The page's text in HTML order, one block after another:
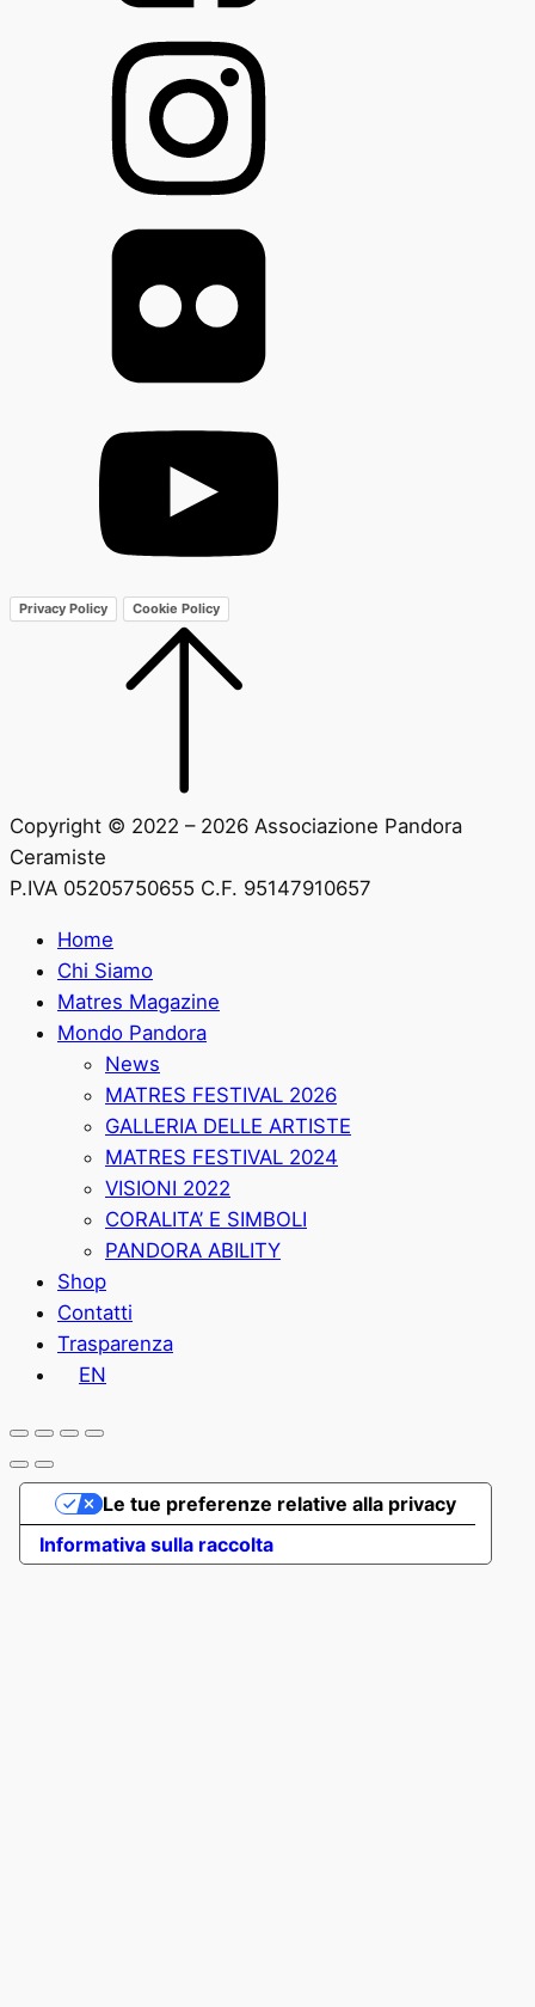
Privacy Policy Cookie Policy
Copyright © 2022 – 2026 Associazione Pandora
Ceramiste
P.IVA 05205750655 C.F. 95147910657
Home
Chi Siamo
Matres Magazine
Mondo Pandora
News
MATRES FESTIVAL 2026
GALLERIA DELLE ARTISTE
MATRES FESTIVAL 2024
VISIONI 2022
CORALITA’ E SIMBOLI
PANDORA ABILITY
Shop
Contatti
Trasparenza
EN
Informativa sulla raccolta
Le tue preferenze relative alla privacy